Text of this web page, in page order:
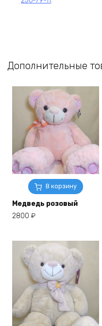
Дополнительные
В корзину
Медведь розовый
2800 ₽